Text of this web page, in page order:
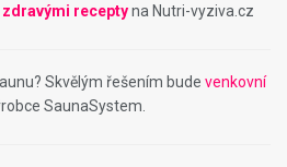
zdravými receptyna Nutri-vyziva.cz
Skvělým řešením bude venkovní
SaunaSystem.